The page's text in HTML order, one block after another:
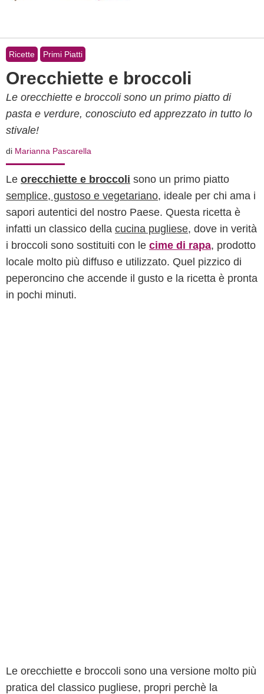
Ricette Primi Piatti
Orecchiette e broccoli
Le orecchiette e broccoli sono un primo piatto di
pasta e verdure, conosciuto ed apprezzato in tutto lo
stivale!
di Marianna Pascarella
Le orecchiette e broccoli sono un primo piatto
semplice, gustoso e vegetariano, ideale per chi ama i
sapori autentici del nostro Paese. Questa ricetta è
infatti un classico della cucina pugliese, dove in verità
i broccoli sono sostituiti con le cime di rapa, prodotto
locale molto più diffuso e utilizzato. Quel pizzico di
peperoncino che accende il gusto e la ricetta è pronta
in pochi minuti.
Le orecchiette e broccoli sono una versione molto più
pratica del classico pugliese, propri perchè la